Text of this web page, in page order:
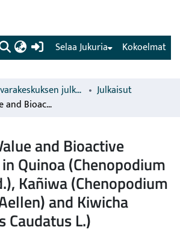
(current) Kokoelmat
Selaa Jukuria
Luonnonvarakeskuksen julkaisut
Julkaisut
Nutritional Value and Bioactive Compounds in Quinoa (Chenopodium quinoa Willd.), Kañiwa (Chenopodium pallidicaule Aellen) and Kiwicha (Amaranthus Caudatus L.)
and Bioactive
Quinoa (Chenopodium
Kañiwa (Chenopodium
and Kiwicha
Caudatus L.)